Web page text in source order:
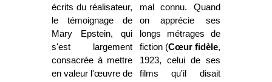
mal connu. Quand
on apprécie ses
longs métrages de
fiction (Cœur fidèle,
1923, celui de ses
films qu'il disait
écrits du réalisateur,
le témoignage de
Mary Epstein, qui
s'est largement
consacrée à mettre
en valeur l'œuvre de